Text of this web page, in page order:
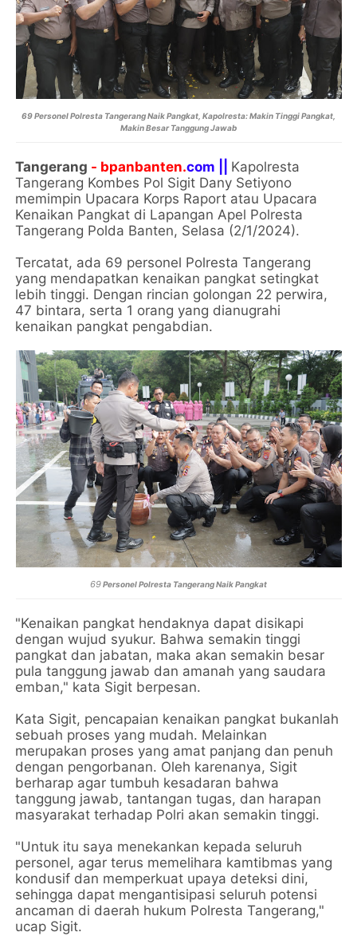
69 Personel Polresta Tangerang Naik Pangkat, Kapolresta: Makin Tinggi Pangkat,
Makin Besar Tanggung Jawab
Tangerang - bpanbanten.com || Kapolresta
Tangerang Kombes Pol Sigit Dany Setiyono
memimpin Upacara Korps Raport atau Upacara
Kenaikan Pangkat di Lapangan Apel Polresta
Tangerang Polda Banten, Selasa (2/1/2024).
Tercatat, ada 69 personel Polresta Tangerang
yang mendapatkan kenaikan pangkat setingkat
lebih tinggi. Dengan rincian golongan 22 perwira,
47 bintara, serta 1 orang yang dianugrahi
kenaikan pangkat pengabdian.
69Personel Polresta Tangerang Naik Pangkat
"Kenaikan pangkat hendaknya dapat disikapi
dengan wujud syukur. Bahwa semakin tinggi
pangkat dan jabatan, maka akan semakin besar
pula tanggung jawab dan amanah yang saudara
emban," kata Sigit berpesan.
Kata Sigit, pencapaian kenaikan pangkat bukanlah
sebuah proses yang mudah. Melainkan
merupakan proses yang amat panjang dan penuh
dengan pengorbanan. Oleh karenanya, Sigit
berharap agar tumbuh kesadaran bahwa
tanggung jawab, tantangan tugas, dan harapan
masyarakat terhadap Polri akan semakin tinggi.
"Untuk itu saya menekankan kepada seluruh
personel, agar terus memelihara kamtibmas yang
kondusif dan memperkuat upaya deteksi dini,
sehingga dapat mengantisipasi seluruh potensi
ancaman di daerah hukum Polresta Tangerang,"
ucap Sigit.